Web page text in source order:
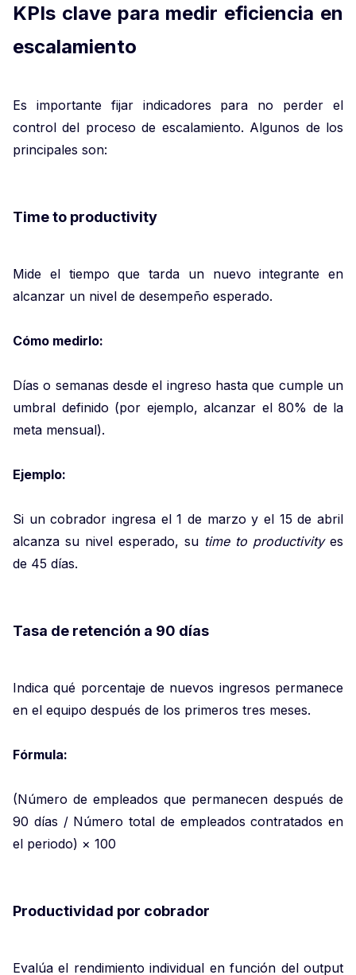
KPIs clave para medir eficiencia en
escalamiento
Es importante fijar indicadores para no perder el
control del proceso de escalamiento. Algunos de los
principales son:
Time to productivity
Mide el tiempo que tarda un nuevo integrante en
alcanzar un nivel de desempeño esperado.
Cómo medirlo:
Días o semanas desde el ingreso hasta que cumple un
umbral definido (por ejemplo, alcanzar el 80% de la
meta mensual).
Ejemplo:
Si un cobrador ingresa el 1 de marzo y el 15 de abril
alcanza su nivel esperado, su time to productivityes
de 45 días.
Tasa de retención a 90 días
Indica qué porcentaje de nuevos ingresos permanece
en el equipo después de los primeros tres meses.
Fórmula:
(Número de empleados que permanecen después de
90 días / Número total de empleados contratados en
el periodo) × 100
Productividad por cobrador
Evalúa el rendimiento individual en función del output